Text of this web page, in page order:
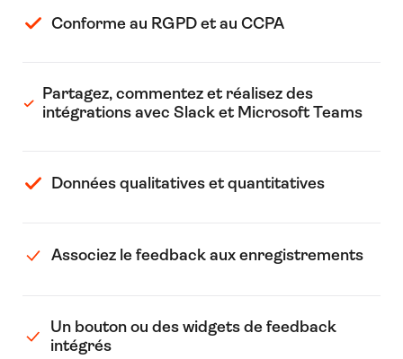
Conforme au RGPD et au CCPA
Partagez, commentez et réalisez des
intégrations avec Slack et Microsoft Teams
Données qualitatives et quantitatives
Associez le feedback aux enregistrements
Un bouton ou des widgets de feedback
intégrés